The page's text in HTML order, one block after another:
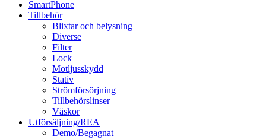
SmartPhone
Tillbehör
Blixtar och belysning
Diverse
Filter
Lock
Motljusskydd
Stativ
Strömförsörjning
Tillbehörslinser
Väskor
Utförsäljning/REA
Demo/Begagnat